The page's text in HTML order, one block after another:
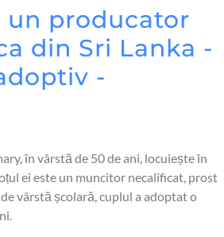
un producator
din Sri Lanka -
-
în vârstă de 50 de ani, locuiește în
ei este un muncitor necalificat, prost
vârstă școlară, cuplul a adoptat o